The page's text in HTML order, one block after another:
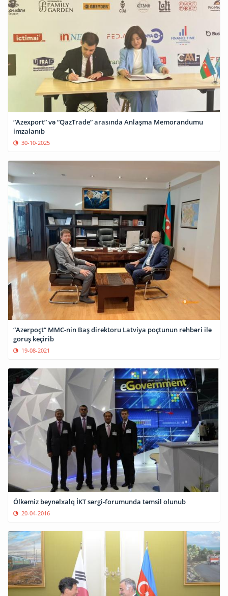
“Azexport” və “QazTrade” arasında Anlaşma Memorandumu
imzalanıb
30-10-2025
“Azərpoçt” MMC-nin Baş direktoru Latviya poçtunun rəhbəri ilə
görüş keçirib
19-08-2021
Ölkəmiz beynəlxalq İKT sərgi-forumunda təmsil olunub
20-04-2016